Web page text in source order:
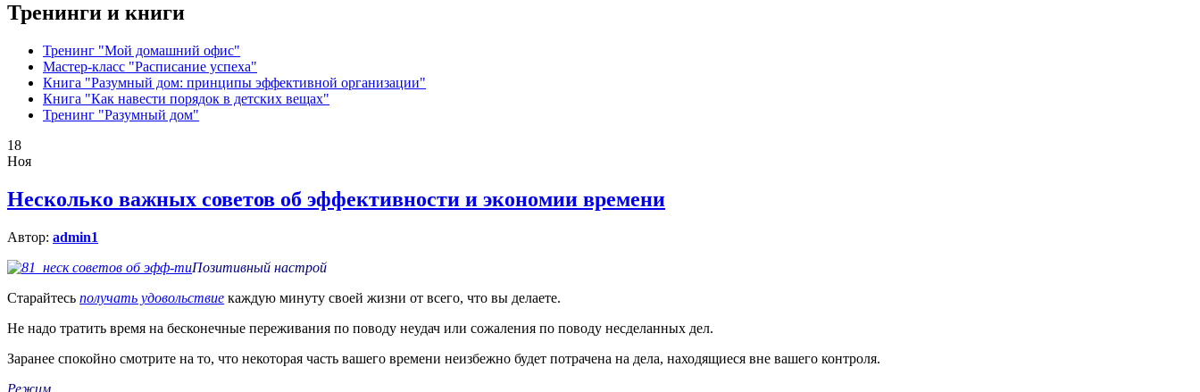
Тренинги и книги
Тренинг "Мой домашний офис"
Мастер-класс "Расписание успеха"
Книга "Разумный дом: принципы эффективной организации"
Книга "Как навести порядок в детских вещах"
Тренинг "Разумный дом"
18
Ноя
Несколько важных советов об эффективности и экономии времени
Автор: admin1
Позитивный настрой
Старайтесь получать удовольствие каждую минуту своей жизни от всего, что вы делаете.
Не надо тратить время на бесконечные переживания по поводу неудач или сожаления по поводу несделанных дел.
Заранее спокойно смотрите на то, что некоторая часть вашего времени неизбежно будет потрачена на дела, находящиеся вне вашего контроля.
Режим